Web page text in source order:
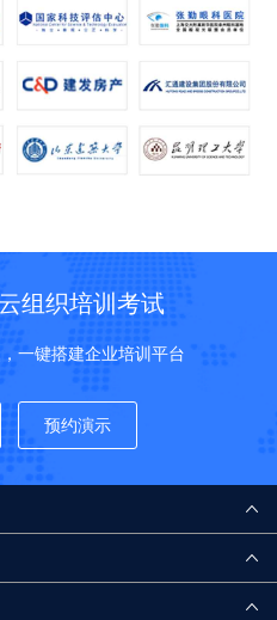
组织培训考试
一键搭建企业培训平台
预约演示